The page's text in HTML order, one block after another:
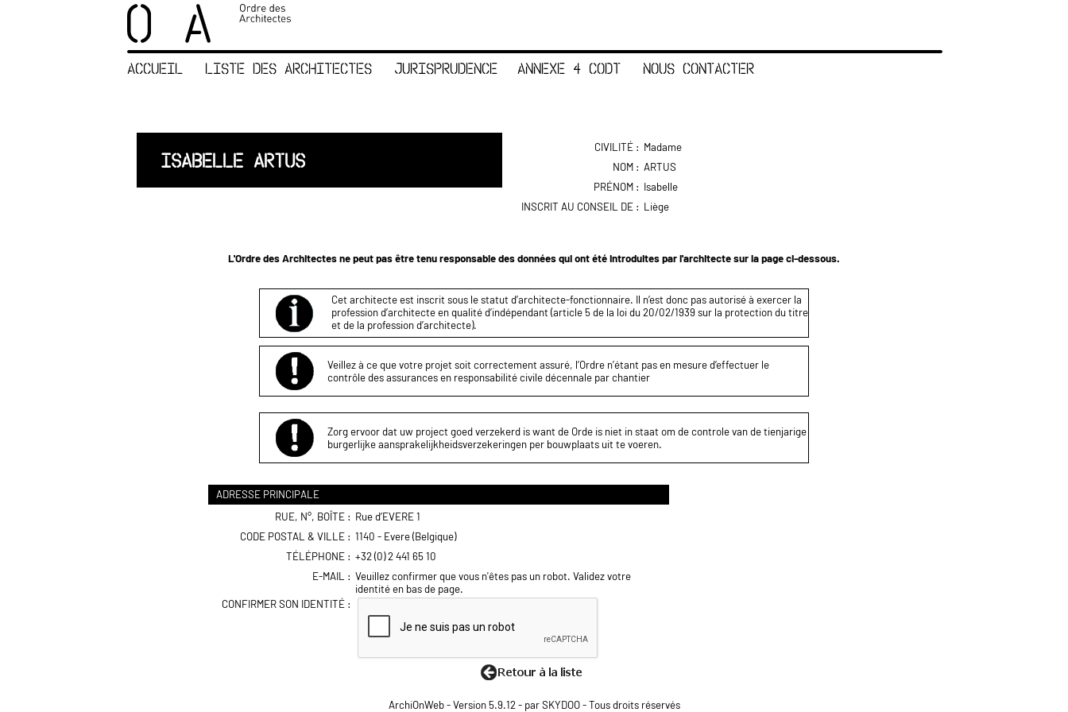
ACCUEIL LISTE DES ARCHITECTES JURISPRUDENCE ANNEXE 4 CODT NOUS CONTACTER
ISABELLE ARTUS
CIVILITÉ : Madame
NOM : ARTUS
PRÉNOM : Isabelle
INSCRIT AU CONSEIL DE : Liège
L'Ordre des Architectes ne peut pas être tenu responsable des données qui ont été introduites par l'architecte sur la page ci-dessous.
Cet architecte est inscrit sous le statut d’architecte-fonctionnaire. Il n’est donc pas autorisé à exercer la
profession d’architecte en qualité d’indépendant (article 5 de la loi du 20/02/1939 sur la protection du titre
et de la profession d’architecte).
Veillez à ce que votre projet soit correctement assuré, l’Ordre n’étant pas en mesure d’effectuer le
contrôle des assurances en responsabilité civile décennale par chantier
Zorg ervoor dat uw project goed verzekerd is want de Orde is niet in staat om de controle van de tienjarige
burgerlijke aansprakelijkheidsverzekeringen per bouwplaats uit te voeren.
ADRESSE PRINCIPALE
RUE, N°, BOÎTE : Rue d’EVERE 1
CODE POSTAL & VILLE : 1140 - Evere (Belgique)
TÉLÉPHONE : +32 (0) 2 441 65 10
E-MAIL : Veuillez confirmer que vous n'êtes pas un robot. Validez votre
identité en bas de page.
CONFIRMER SON IDENTITÉ :
ArchiOnWeb - Version 5.9.12 - par SKYDOO - Tous droits réservés